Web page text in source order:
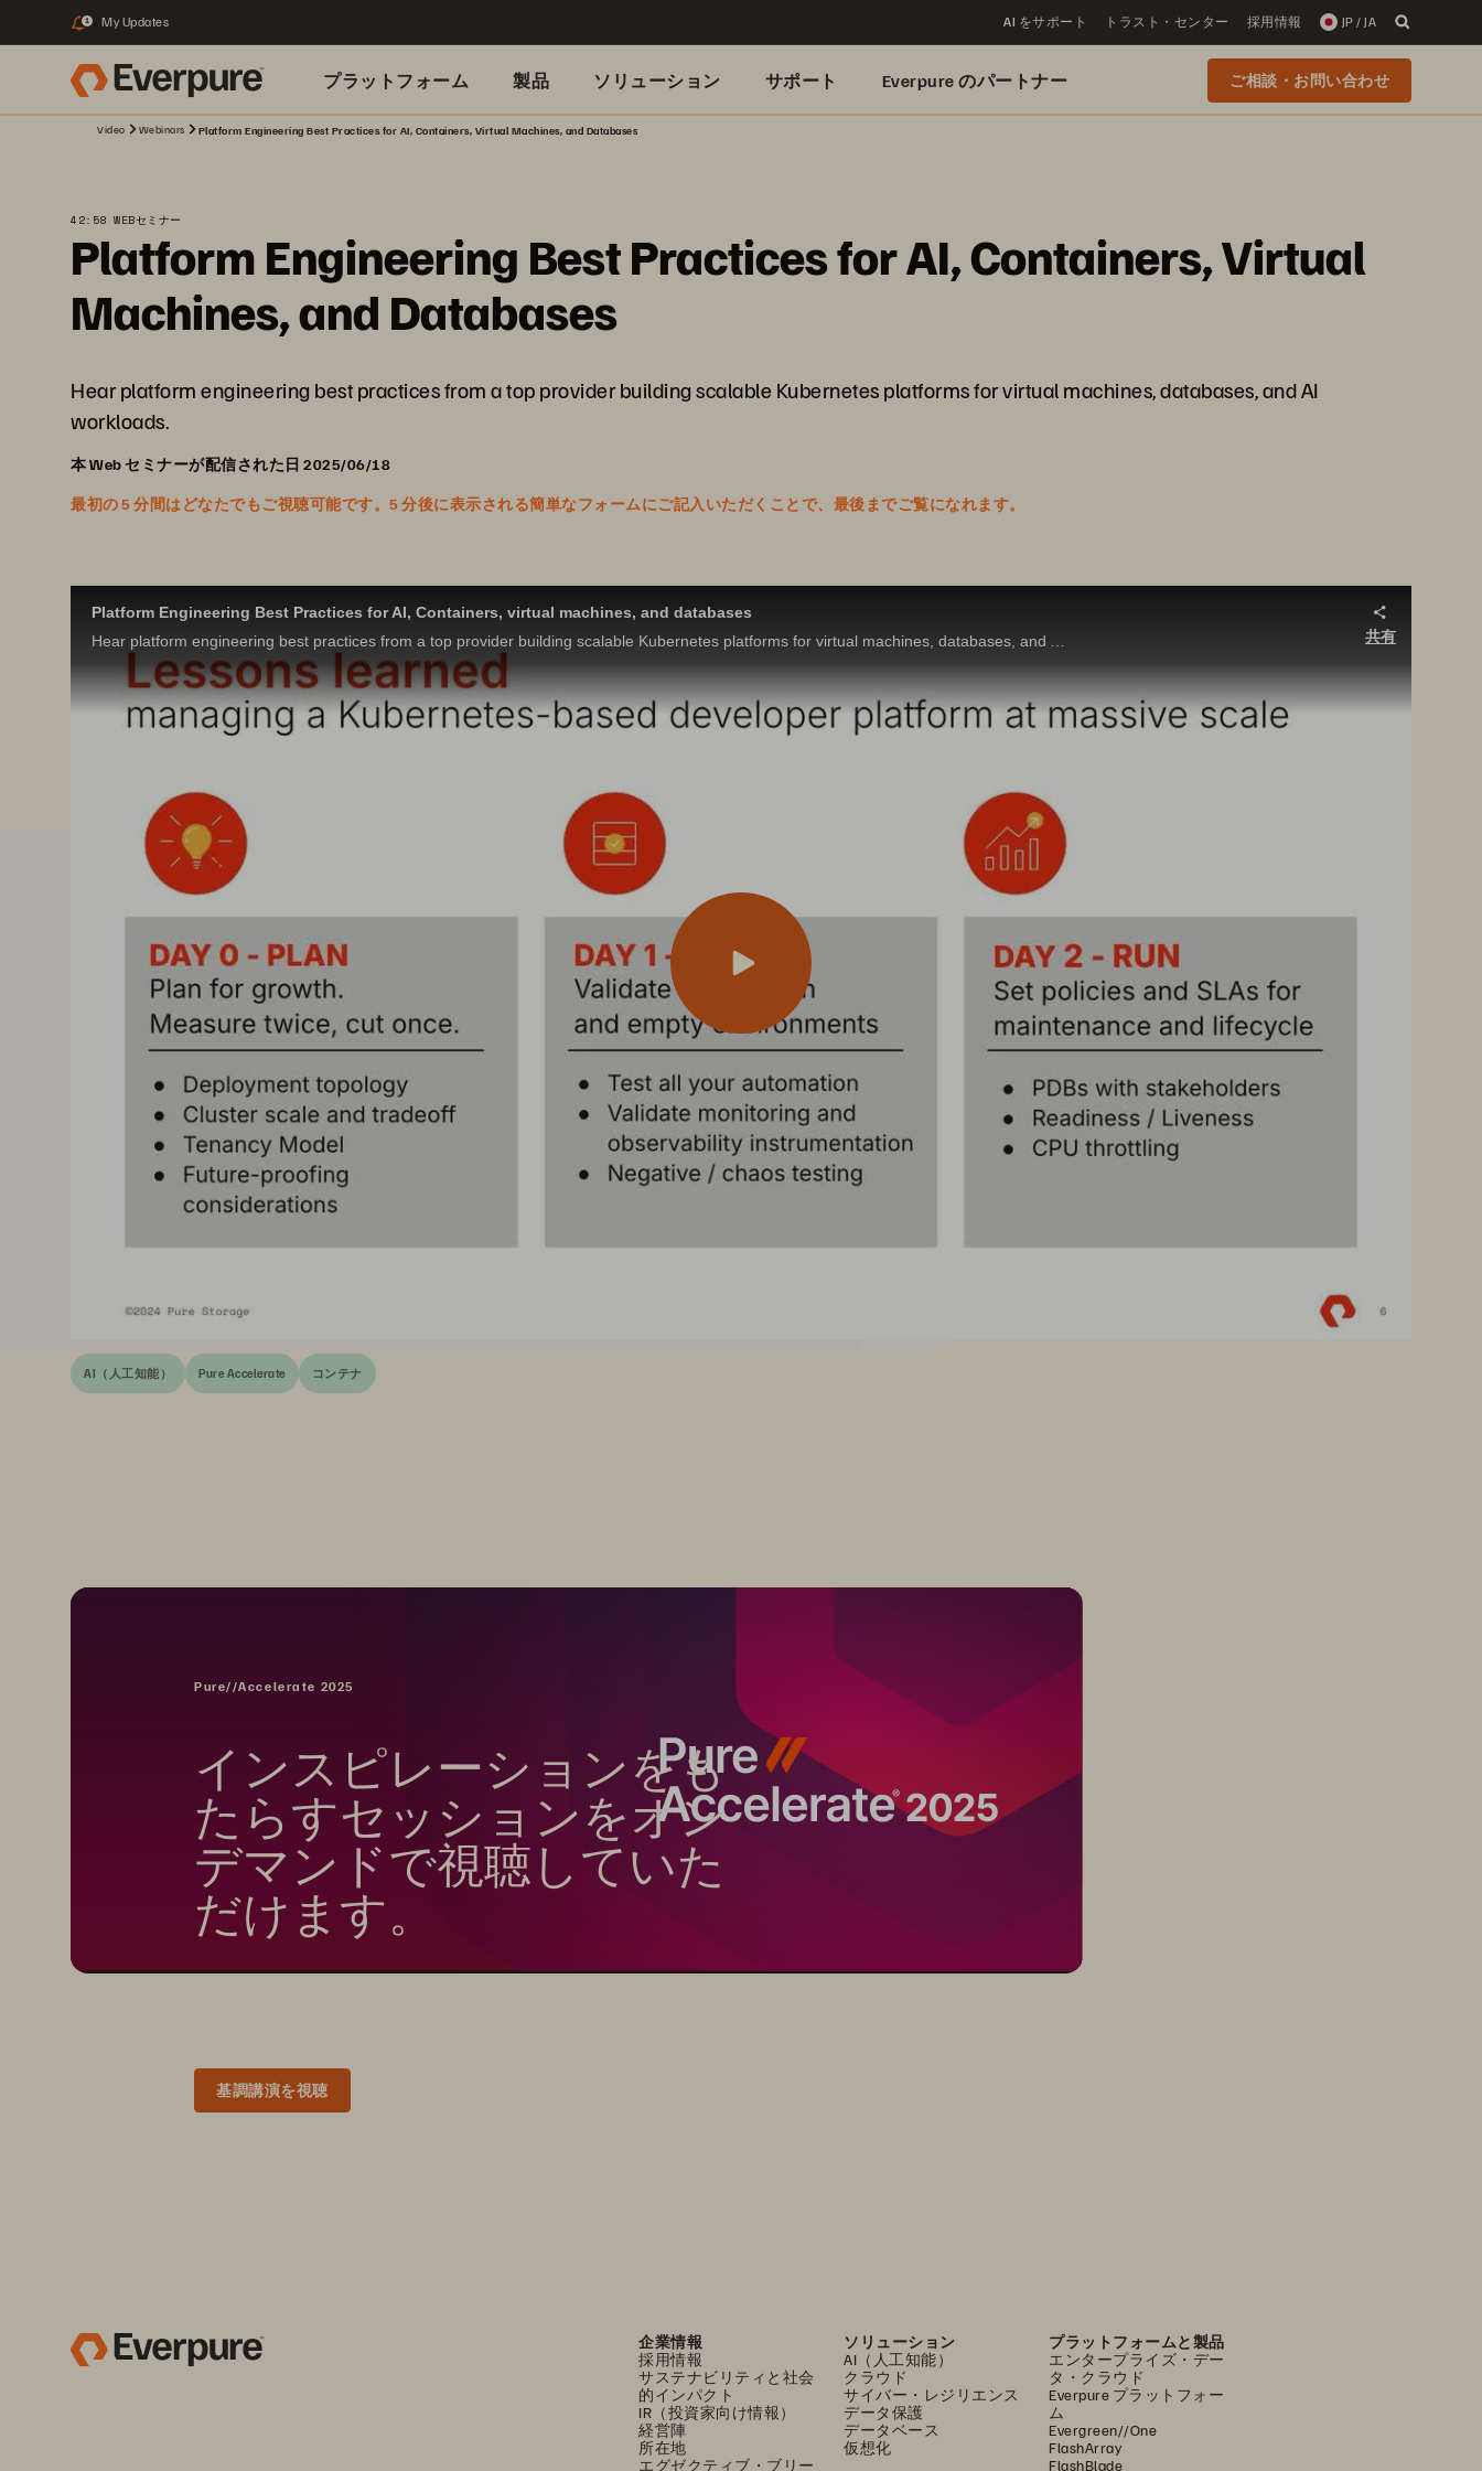
1 My Updates AI をサポート トラスト・センター 採用情報 JP / JA
プラットフォーム 製品 ソリューション サポート Everpure のパートナー ご相談・お問い合わせ
Video Webinars Platform Engineering Best Practices for AI, Containers, Virtual Machines, and Databases
42:58 WEBセミナー
Platform Engineering Best Practices for AI, Containers, Virtual
Machines, and Databases
Hear platform engineering best practices from a top provider building scalable Kubernetes platforms for virtual machines, databases, and AI
workloads.
本 Web セミナーが配信された日 2025/06/18
最初の 5 分間はどなたでもご視聴可能です。5 分後に表示される簡単なフォームにご記入いただくことで、最後までご覧になれます。
Platform Engineering Best Practices for AI, Containers, virtual machines, and databases
共有
AI（人工知能） Pure Accelerate コンテナ
Pure//Accelerate 2025
インスピレーションをも
たらすセッションをオン
デマンドで視聴していた
だけます。
基調講演を視聴
企業情報
採用情報
サステナビリティと社会
的インパクト
IR（投資家向け情報）
経営陣
所在地
エグゼクティブ・ブリー
ソリューション
AI（人工知能）
クラウド
サイバー・レジリエンス
データ保護
データベース
仮想化
プラットフォームと製品
エンタープライズ・デー
タ・クラウド
Everpure プラットフォー
ム
Evergreen//One
FlashArray
FlashBlade